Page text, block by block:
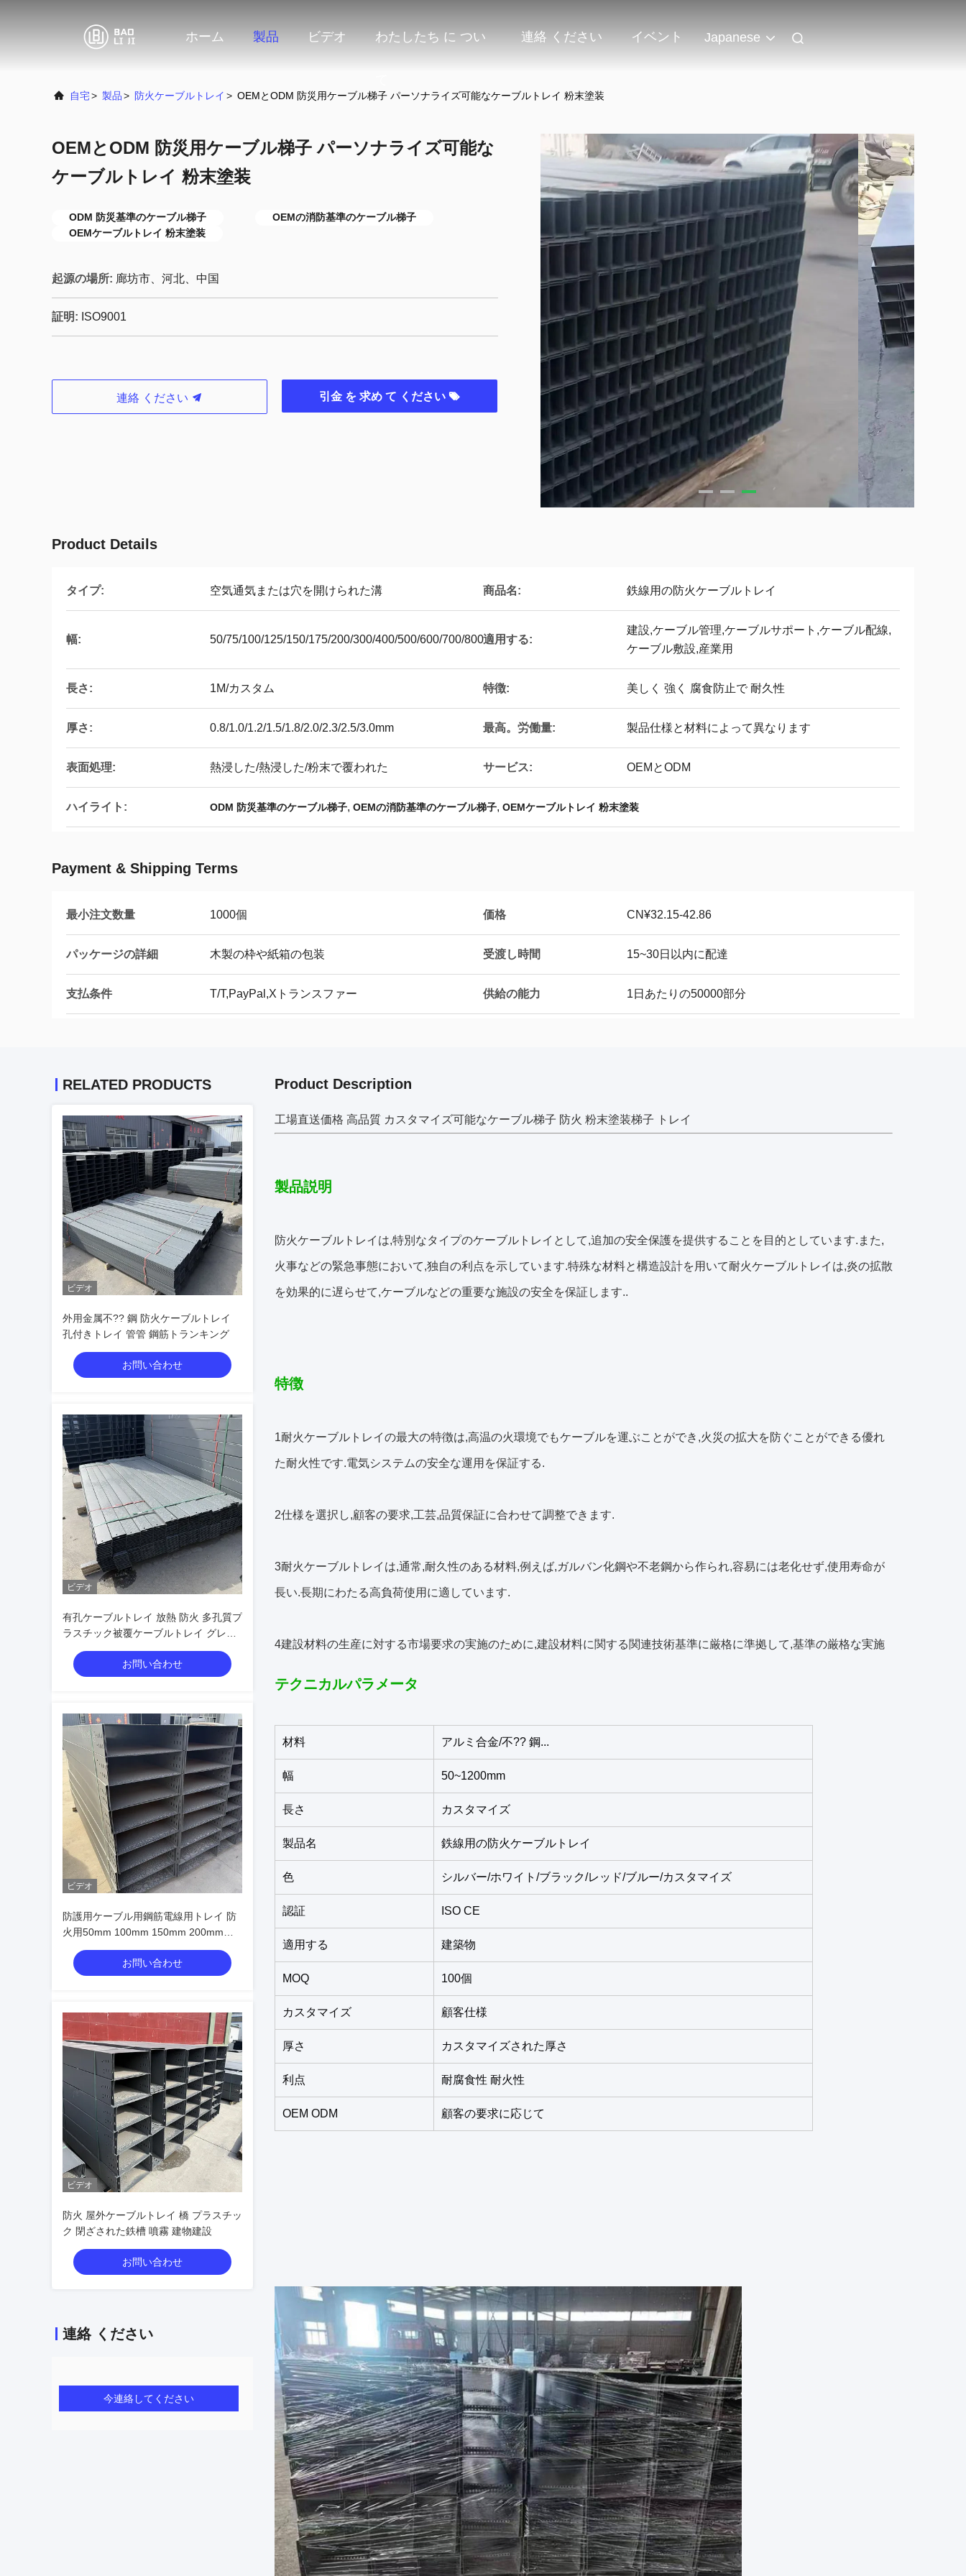
ホーム 製品 ビデオ わたしたち に つい 連絡 ください イベント Japanese
自宅> 製品> 防火ケーブルトレイ > OEMとODM 防災用ケーブル梯子 パーソナライズ可能なケーブルトレイ 粉末塗装
OEMとODM 防災用ケーブル梯子 パーソナライズ可能な
ケーブルトレイ 粉末塗装
ODM 防災基準のケーブル梯子
OEMの消防基準のケーブル梯子
OEMケーブルトレイ 粉末塗装
起源の場所: 廊坊市、河北、中国
証明: ISO9001
連絡 ください 引金 を 求め て ください
Product Details
タイプ: 空気通気または穴を開けられた溝 商品名: 鉄線用の防火ケーブルトレイ
幅: 50/75/100/125/150/175/200/300/400/500/600/700/800適用する:
建設,ケーブル管理,ケーブルサポート,ケーブル配線,
ケーブル敷設,産業用
長さ: 1M/カスタム 特徴: 美しく 強く 腐食防止で 耐久性
厚さ: 0.8/1.0/1.2/1.5/1.8/2.0/2.3/2.5/3.0mm 最高。労働量: 製品仕様と材料によって異なります
表面処理: 熱浸した/熱浸した/粉末で覆われた サービス: OEMとODM
ハイライト: ODM 防災基準のケーブル梯子, OEMの消防基準のケーブル梯子, OEMケーブルトレイ 粉末塗装
Payment & Shipping Terms
最小注文数量 1000個 価格 CN¥32.15-42.86
パッケージの詳細 木製の枠や紙箱の包装 受渡し時間 15~30日以内に配達
支払条件 T/T,PayPal,Xトランスファー 供給の能力 1日あたりの50000部分
RELATED PRODUCTS
ビデオ
外用金属不?? 鋼 防火ケーブルトレイ
孔付きトレイ 管管 鋼筋トランキング
お問い合わせ
ビデオ
有孔ケーブルトレイ 放熱 防火 多孔質プ
ラスチック被覆ケーブルトレイ グレー
金属ワイヤートラフ
お問い合わせ
ビデオ
防護用ケーブル用鋼筋電線用トレイ 防
火用50mm 100mm 150mm 200mm
600mm
お問い合わせ
ビデオ
防火 屋外ケーブルトレイ 橋 プラスチッ
ク 閉ざされた鉄槽 噴霧 建物建設
お問い合わせ
連絡 ください
今連絡してください
Product Description
工場直送価格 高品質 カスタマイズ可能なケーブル梯子 防火 粉末塗装梯子 トレイ
製品説明
防火ケーブルトレイは,特別なタイプのケーブルトレイとして,追加の安全保護を提供することを目的としています.また,
火事などの緊急事態において,独自の利点を示しています.特殊な材料と構造設計を用いて耐火ケーブルトレイは,炎の拡散
を効果的に遅らせて,ケーブルなどの重要な施設の安全を保証します..
特徴
1耐火ケーブルトレイの最大の特徴は,高温の火環境でもケーブルを運ぶことができ,火災の拡大を防ぐことができる優れ
た耐火性です.電気システムの安全な運用を保証する.
2仕様を選択し,顧客の要求,工芸,品質保証に合わせて調整できます.
3耐火ケーブルトレイは,通常,耐久性のある材料,例えば,ガルバン化鋼や不老鋼から作られ,容易には老化せず,使用寿命が
長い.長期にわたる高負荷使用に適しています.
4建設材料の生産に対する市場要求の実施のために,建設材料に関する関連技術基準に厳格に準拠して,基準の厳格な実施
テクニカルパラメータ
材料 アルミ合金/不?? 鋼...
幅 50~1200mm
長さ カスタマイズ
製品名 鉄線用の防火ケーブルトレイ
色 シルバー/ホワイト/ブラック/レッド/ブルー/カスタマイズ
認証 ISO CE
適用する 建築物
MOQ 100個
カスタマイズ 顧客仕様
厚さ カスタマイズされた厚さ
利点 耐腐食性 耐火性
OEM ODM 顧客の要求に応じて